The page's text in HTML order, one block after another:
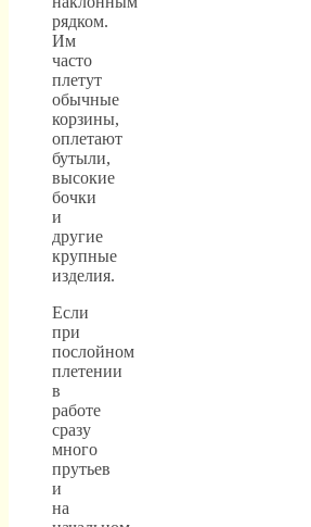
рядком.
Им
часто
плетут
обычные
корзины,
оплетают
бутыли,
высокие
бочки
и
другие
крупные
изделия.
Если
при
послойном
плетении
в
работе
сразу
много
прутьев
и
на